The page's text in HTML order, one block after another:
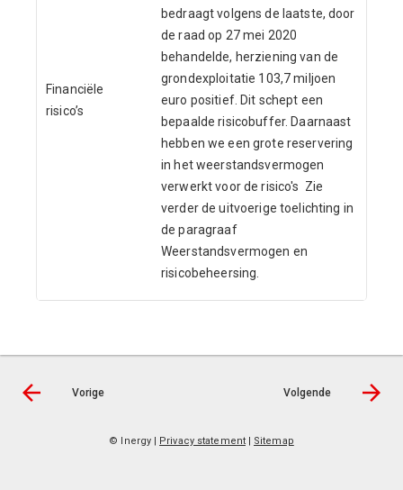
Financiële
risico’s
bedraagt volgens de laatste, door
de raad op 27 mei 2020
behandelde, herziening van de
grondexploitatie 103,7 miljoen
euro positief. Dit schept een
bepaalde risicobuffer. Daarnaast
hebben we een grote reservering
in het weerstandsvermogen
verwerkt voor de risico's Zie
verder de uitvoerige toelichting in
de paragraaf
Weerstandsvermogen en
risicobeheersing.
Vorige Volgende
© Inergy | Privacy statement| Sitemap